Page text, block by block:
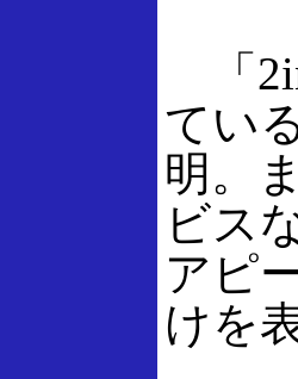
「
てい
明。
ビス
アピ
けを